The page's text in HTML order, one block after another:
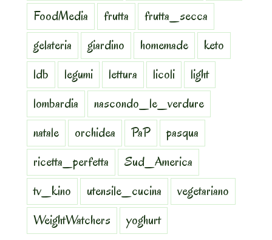
FoodMedia
frutta
frutta_secca
gelateria
giardino homemade
keto
ldb
legumi lettura licoli
light
lombardia
nascondo_le_verdure
natale
orchidea PaP
pasqua
ricetta_perfetta
Sud_America
tv_kino
utensile_cucina
vegetariano
WeightWatchers
yoghurt